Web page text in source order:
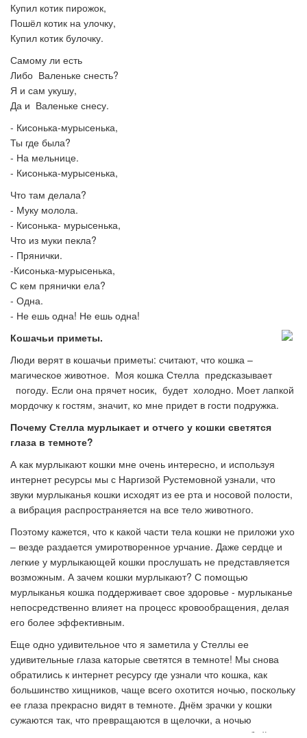
Купил котик пирожок,
Пошёл котик на улочку,
Купил котик булочку.
Самому ли есть
Либо Валеньке снесть?
Я и сам укушу,
Да и Валеньке снесу.
- Кисонька-мурысенька,
Ты где была?
- На мельнице.
- Кисонька-мурысенька,
Что там делала?
- Муку молола.
- Кисонька- мурысенька,
Что из муки пекла?
- Прянички.
-Кисонька-мурысенька,
С кем прянички ела?
- Одна.
- Не ешь одна! Не ешь одна!
Кошачьи приметы.
Люди верят в кошачьи приметы: считают, что кошка –
магическое животное. Моя кошка Стелла предсказывает
погоду. Если она прячет носик, будет холодно. Моет лапкой
мордочку к гостям, значит, ко мне придет в гости подружка.
Почему Стелла мурлыкает и отчего у кошки светятся
глаза в темноте?
А как мурлыкают кошки мне очень интересно, и используя
интернет ресурсы мы с Наргизой Рустемовной узнали, что
звуки мурлыканья кошки исходят из ее рта и носовой полости,
а вибрация распространяется на все тело животного.
Поэтому кажется, что к какой части тела кошки не приложи ухо
– везде раздается умиротворенное урчание. Даже сердце и
легкие у мурлыкающей кошки прослушать не представляется
возможным. А зачем кошки мурлыкают? С помощью
мурлыканья кошка поддерживает свое здоровье - мурлыканье
непосредственно влияет на процесс кровообращения, делая
его более эффективным.
Еще одно удивительное что я заметила у Стеллы ее
удивительные глаза каторые светятся в темноте! Мы снова
обратились к интернет ресурсу где узнали что кошка, как
большинство хищников, чаще всего охотится ночью, поскольку
ее глаза прекрасно видят в темноте. Днём зрачки у кошки
сужаются так, что превращаются в щелочки, а ночью
расширяются до предела, поглощая даже очень слабый свет.